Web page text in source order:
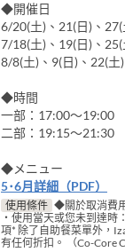
◆開催日
6/20(土)、21(日)、
7/18(土)、19(日)、
8/8(土)、9(日)、22(土
◆時間
一部：17:00～19:00
二部：19:15～21:30
◆メニュー
5･6月詳細（PDF）
使用條件 ◆關於取消費
・使用當天或您未到達
項* 除了自助餐菜單外，
有任何折扣。 （Co-Core